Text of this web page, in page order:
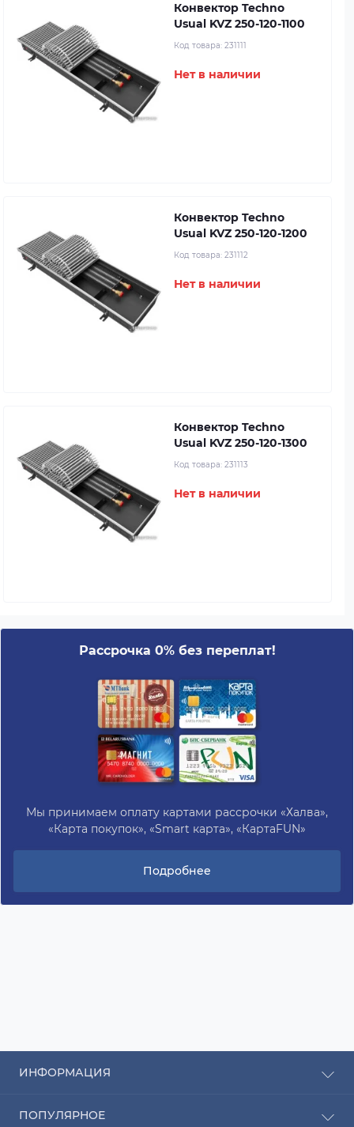
Конвектор Techno
Usual KVZ 250-120-1100
Код товара: 231111
Нет в наличии
Конвектор Techno
Usual KVZ 250-120-1200
Код товара: 231112
Нет в наличии
Конвектор Techno
Usual KVZ 250-120-1300
Код товара: 231113
Нет в наличии
Рассрочка 0% без переплат!
Мы принимаем оплату картами рассрочки «Халва»,
«Карта покупок», «Smart карта», «КартаFUN»
Подробнее
ИНФОРМАЦИЯ
Оплата
ПОПУЛЯРНОЕ